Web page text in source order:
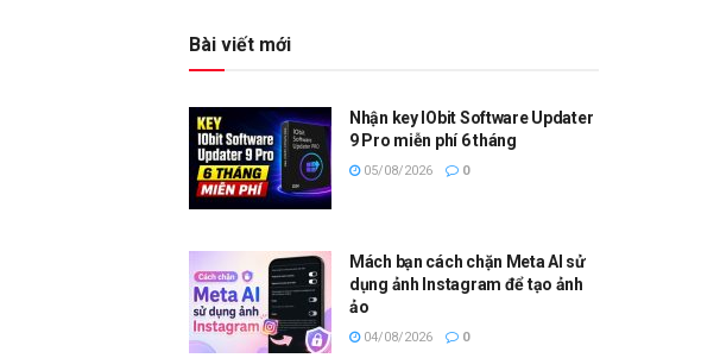
Bài viết mới
Nhận key IObit Software Updater
9 Pro miễn phí 6 tháng
05/08/2026 0
Mách bạn cách chặn Meta AI sử
dụng ảnh Instagram để tạo ảnh
ảo
04/08/2026 0